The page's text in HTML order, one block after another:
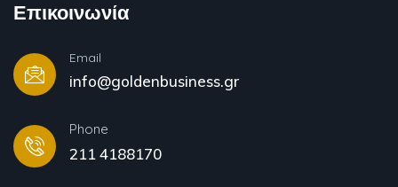
Επικοινωνία
Email
info@goldenbusiness.gr
Phone
211 4188170